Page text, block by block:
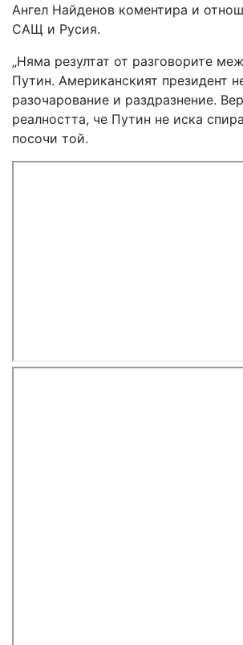
Ангел Найденов коментира и
САЩ и Русия.
„Няма резултат от разговорите
Путин. Американският президент
разочарование и раздразнение.
реалността, че Путин не иска
посочи той.